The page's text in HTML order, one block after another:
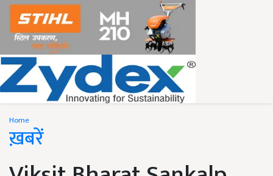
Home
ख़बरें